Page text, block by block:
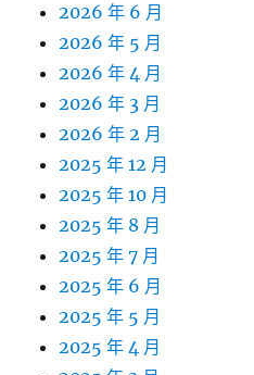
2026 年 6 月
2026 年 5 月
2026 年 4 月
2026 年 3 月
2026 年 2 月
2025 年 12 月
2025 年 10 月
2025 年 8 月
2025 年 7 月
2025 年 6 月
2025 年 5 月
2025 年 4 月